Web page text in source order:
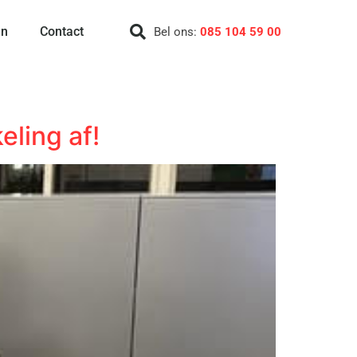
Contact Bel ons: 085 104 59 00
af!